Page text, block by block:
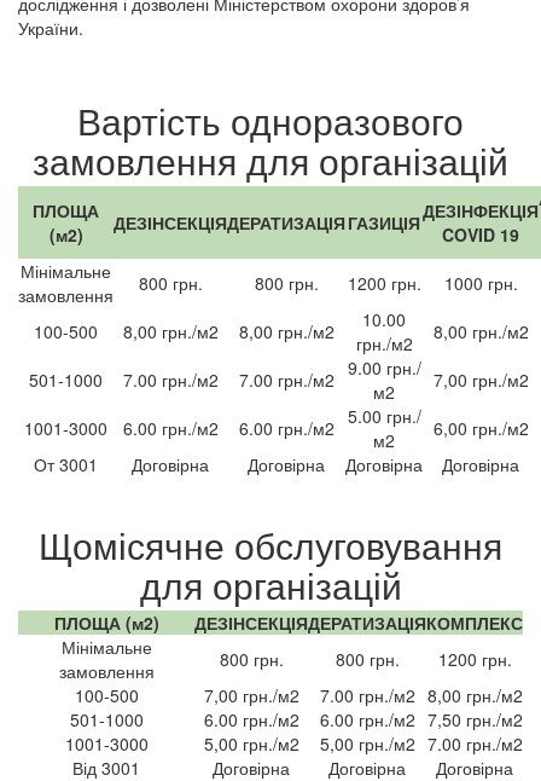
України.
Вартість одноразового
замовлення для організацій
ПЛОЩА
(м2)
ДЕЗІНСЕКЦІЯДЕРАТИЗАЦІЯ ГАЗИЦІЯДЕЗІНФЕКЦІЯ
COVID 19
Мінімальне
замовлення
800 грн. 800 грн. 1200 грн.
1000 грн.
100-500
8,00 грн./м2 8,00 грн./м2
10.00
грн./м2
8,00 грн./м2
501-1000
7.00 грн./м2 7.00 грн./м2 9.00 грн./
м2
7,00 грн./м2
1001-3000
6.00 грн./м2 6.00 грн./м2 5.00 грн./
м2
6,00 грн./м2
От 3001
Договірна Договірна Договірна Договірна
Щомісячне обслуговування
для організацій
ПЛОЩА (м2) ДЕЗІНСЕКЦІЯДЕРАТИЗАЦІЯКОМПЛЕКС
Мінімальне
замовлення
800 грн. 800 грн.
1200 грн.
100-500
7,00 грн./м2 7.00 грн./м2 8,00 грн./м2
501-1000
6.00 грн./м2 6.00 грн./м2 7,50 грн./м2
1001-3000
5,00 грн./м2 5,00 грн./м2 7.00 грн./м2
Від 3001
Договірна Договірна Договірна